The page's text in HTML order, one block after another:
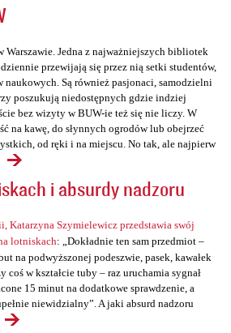
Jedna z najważniejszych bibliotek
przewijają się przez nią setki studentów,
Są również pasjonaci, samodzielni
poszukują niedostępnych gdzie indziej
bez wizyty w BUW-ie też się nie liczy. W
na kawę, do słynnych ogrodów lub obejrzeć
od ręki i na miejscu. No tak, ale najpierw
i absurdy nadzoru
Katarzyna Szymielewicz przedstawia swój
lotniskach: „Dokładnie ten sam przedmiot –
na podwyższonej podeszwie, pasek, kawałek
coś w kształcie tuby – raz uruchamia sygnał
15 minut na dodatkowe sprawdzenie, a
niewidzialny”. A jaki absurd nadzoru